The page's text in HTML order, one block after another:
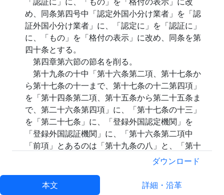
め、同条第四号中「認定外国小分け業者」を「認
証外国小分け業者」に、「認定に」を「認証に」
に、「もの」を「格付の表示」に改め、同条を第
四十条とする。
第四章第六節の節名を削る。
第十九条の十中「第十六条第二項、第十七条か
ら第十七条の十一まで、第十七条の十二第四項」
を「第十四条第二項、第十五条から第二十五条ま
で、第二十六条第四項」に、「第十七条の十三」
を「第二十七条」に、「登録外国認定機関」を
「登録外国認証機関」に、「第十六条第二項中
「前項」とあるのは「第十九条の八」と、「第十
七条の二第一項各号」とあるのは「第十九条の十
において準用する第十七条の二第一項各号」と、
第十七条の二第一項中「第十六条第一項」を「第
ダウンロード
本文 詳細・沿革